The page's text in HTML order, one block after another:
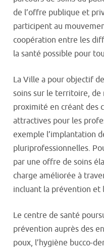
de l’offre publique et
participent au
coopération entre les
la santé possible pour
La Ville a pour objectif
soins sur le territoire, de
proximité en créant des
attractives pour les
exemple l’implantation
pluriprofessionnelles.
par une offre de soins
charge améliorée à
incluant la prévention et
Le centre de santé
prévention auprès des
poux, l’hygiène bucco-